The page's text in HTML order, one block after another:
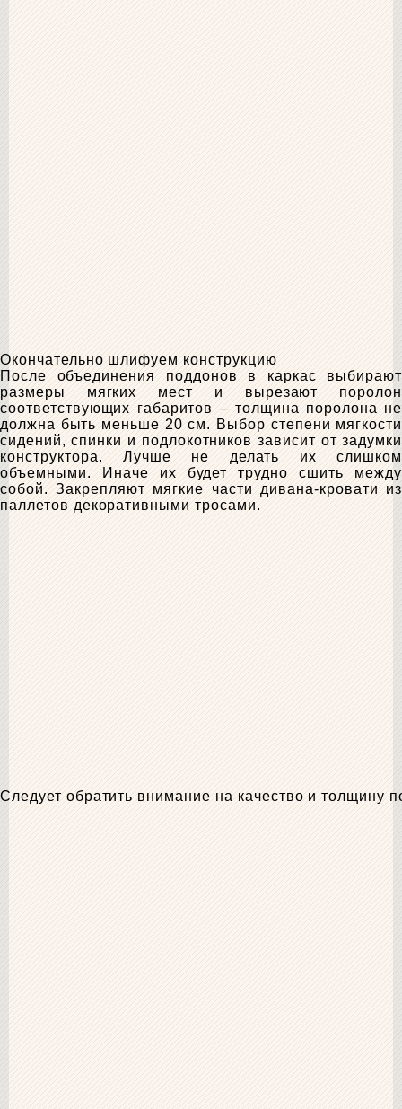
Окончательно шлифуем конструкцию
После объединения поддонов в каркас выбирают
размеры мягких мест и вырезают поролон
соответствующих габаритов – толщина поролона не
должна быть меньше 20 см. Выбор степени мягкости
сидений, спинки и подлокотников зависит от задумки
конструктора. Лучше не делать их слишком
объемными. Иначе их будет трудно сшить между
собой. Закрепляют мягкие части дивана-кровати из
паллетов декоративными тросами.
Следует обратить внимание на качество и толщину